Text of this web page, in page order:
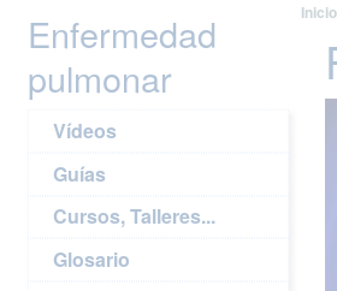
Enfermedad
pulmonar
Vídeos
Guías
Cursos, Talleres...
Glosario
Inicio